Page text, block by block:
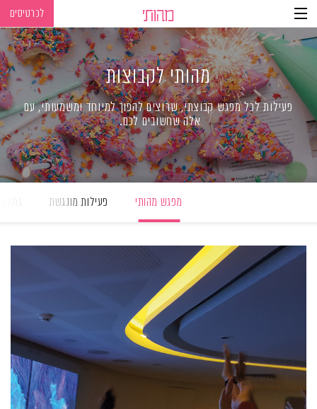
Skip
to
Content
Skip
to
navigation
לכרטיסים
מהותי לקבוצות
פעילות לכל מפגש קבוצתי, שרוצים להפוך למיוחד ומשמעותי, עם
אלה שחשובים לכם.
מפגש מהותי פעילות מונגשת